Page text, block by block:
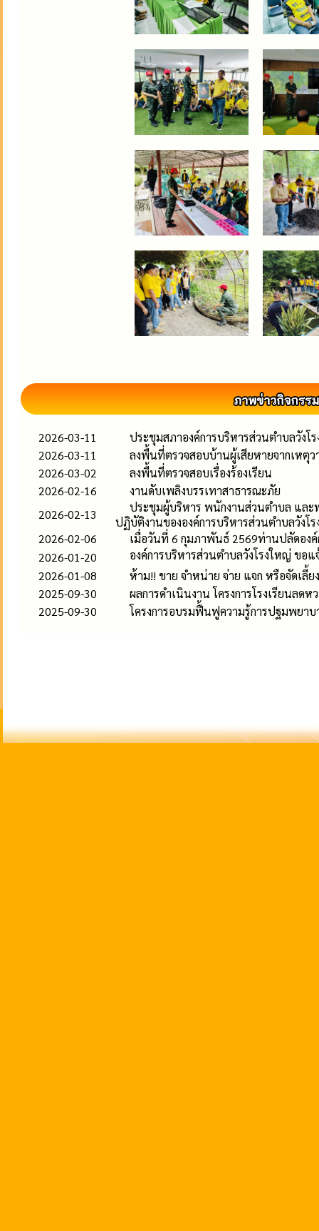
2026-03-11
ประชุมสภาองค์การบริหารส่วนตำบลวัง
2026-03-11
ลงพื้นที่ตรวจสอบบ้านผู้เสียหายจากเหตุว
2026-03-02
ลงพื้นที่ตรวจสอบเรื่องร้องเรียน
2026-02-16
งานดับเพลิงบรรเทาสาธารณะภัย
2026-02-13
ประชุมผู้บริหาร พนักงานส่วนตำบล และ
ปฏิบัติงานขององค์การบริหารส่วนตำบลวังโ
2026-02-06
เมื่อวันที่ 6 กุมภาพันธ์ 2569ท่านปลัดอง
2026-01-20
องค์การบริหารส่วนตำบลวังโรงใหญ่ ข
2026-01-08
ห้าม!! ขาย จำหน่าย จ่าย แจก หรือจัดเลี้
2025-09-30
ผลการดำเนินงาน โครงการโรงเรียนลด
2025-09-30
โครงการอบรมฟื้นฟูความรู้การปฐมพยา